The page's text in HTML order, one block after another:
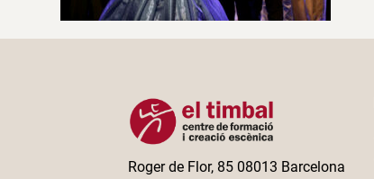
Roger de Flor, 85 08013 Barcelona